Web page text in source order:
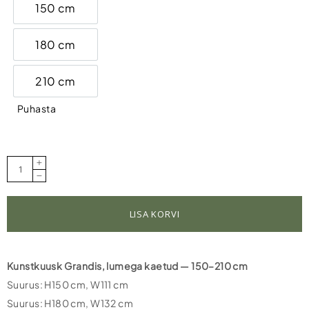
150 cm
150 cm
180 cm
180 cm
210 cm
210 cm
Puhasta
Kunstkuusk
Grandis
LISA KORVI
Kunstkuusk Grandis, lumega kaetud — 150–210 cm
Suurus: H150 cm, W111 cm
Suurus: H180 cm, W132 cm